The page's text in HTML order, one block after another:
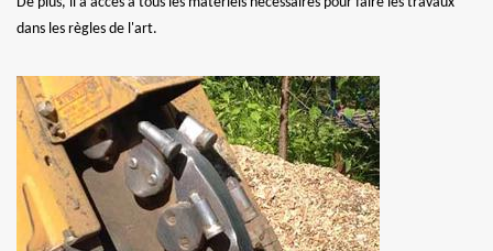
dans les règles de l'art.